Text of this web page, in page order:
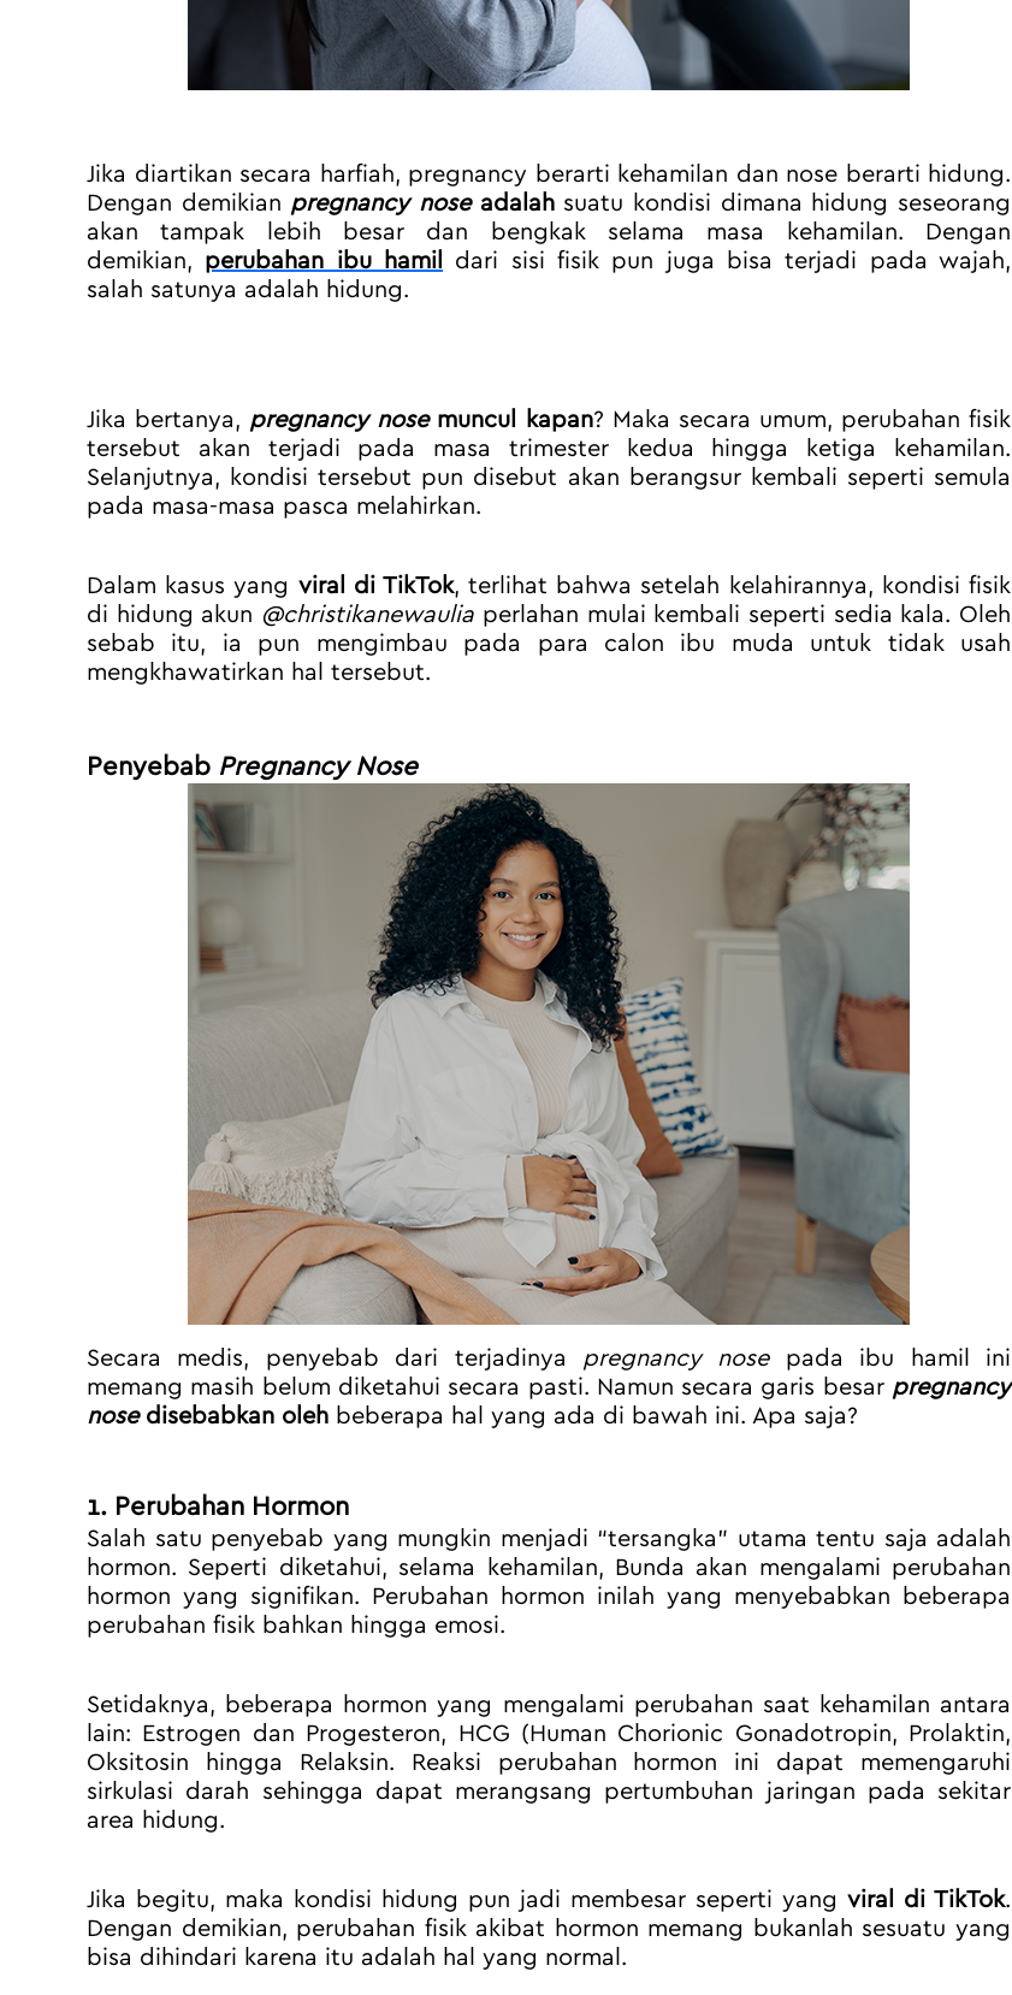
Jika diartikan secara harfiah, pregnancy berarti kehamilan dan nose berarti hidung.
Dengan demikian pregnancy nose adalah suatu kondisi dimana hidung seseorang
akan tampak lebih besar dan bengkak selama masa kehamilan. Dengan
demikian, perubahan ibu hamil
dari sisi fisik pun juga bisa terjadi pada wajah,
salah satunya adalah hidung.
Jika bertanya, pregnancy nose muncul kapan? Maka secara umum, perubahan fisik
tersebut akan terjadi pada masa trimester kedua hingga ketiga kehamilan.
Selanjutnya, kondisi tersebut pun disebut akan berangsur kembali seperti semula
pada masa-masa pasca melahirkan.
Dalam kasus yang viral di TikTok, terlihat bahwa setelah kelahirannya, kondisi fisik
di hidung akun @christikanewaulia perlahan mulai kembali seperti sedia kala. Oleh
sebab itu, ia pun mengimbau pada para calon ibu muda untuk tidak usah
mengkhawatirkan hal tersebut.
Penyebab Pregnancy Nose
Secara medis, penyebab dari terjadinya pregnancy nose pada ibu hamil ini
memang masih belum diketahui secara pasti. Namun secara garis besar pregnancy
nose disebabkan oleh beberapa hal yang ada di bawah ini. Apa saja?
1. Perubahan Hormon
Salah satu penyebab yang mungkin menjadi “tersangka” utama tentu saja adalah
hormon. Seperti diketahui, selama kehamilan, Bunda akan mengalami perubahan
hormon yang signifikan. Perubahan hormon inilah yang menyebabkan beberapa
perubahan fisik bahkan hingga emosi.
Setidaknya, beberapa hormon yang mengalami perubahan saat kehamilan antara
lain: Estrogen dan Progesteron, HCG (Human Chorionic Gonadotropin, Prolaktin,
Oksitosin hingga Relaksin. Reaksi perubahan hormon ini dapat memengaruhi
sirkulasi darah sehingga dapat merangsang pertumbuhan jaringan pada sekitar
area hidung.
Jika begitu, maka kondisi hidung pun jadi membesar seperti yang viral di TikTok.
Dengan demikian, perubahan fisik akibat hormon memang bukanlah sesuatu yang
bisa dihindari karena itu adalah hal yang normal.